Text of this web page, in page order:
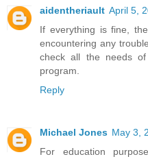
aidentheriault April 5,
If everything is fine,
encountering any
check all the needs
program.
Reply
Michael Jones May 3,
For education